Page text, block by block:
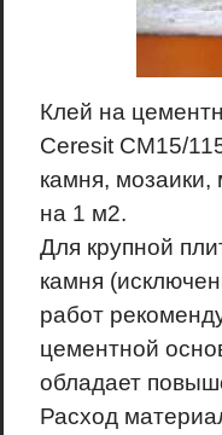
Клей на
Ceresit CM15/
камня, мозаики,
на 1 м2.
Для крупной
камня
работ
цементной
обладает
Расход